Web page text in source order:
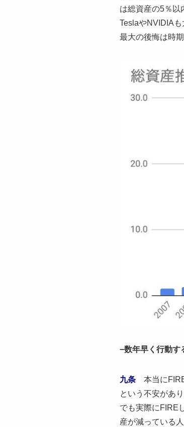
は総資産の5％以
TeslaやNVIDIA
最大の後悔は時
−数年早く行動す
九条 本当に
という不安があ
でも実際にFIRE
産が減っている